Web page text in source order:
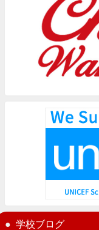
学校ブログ